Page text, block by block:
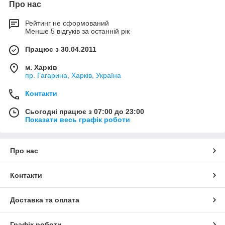
Про нас
Рейтинг не сформований
Менше 5 відгуків за останній рік
Працює з 30.04.2011
м. Харків
пр. Гагарина, Харків, Україна
Контакти
Сьогодні працює з 07:00 до 23:00
Показати весь графік роботи
Про нас
Контакти
Доставка та оплата